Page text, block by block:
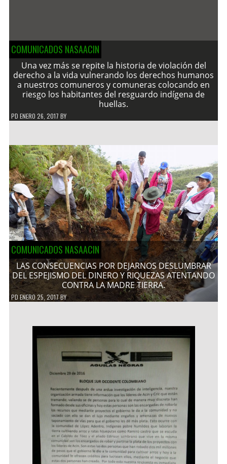
COMUNICADOS NASAACIN
Una vez más se repite la historia de violación del
derecho a la vida vulnerando los derechos humanos
a nuestros comuneros y comuneras colocando en
riesgo los habitantes del resguardo indígena de
huellas.
PD ENERO 26, 2017 BY
COMUNICADOS NASAACIN
LAS CONSECUENCIAS POR DEJARNOS DESLUMBRAR
DEL ESPEJISMO DEL DINERO Y RIQUEZAS ATENTANDO
CONTRA LA MADRE TIERRA.
PDENERO 25, 2017BY